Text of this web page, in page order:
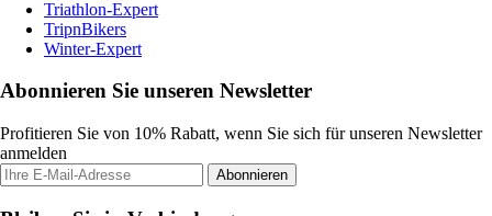
Triathlon-Expert
TripnBikers
Winter-Expert
Abonnieren Sie unseren Newsletter
Profitieren Sie von 10% Rabatt, wenn Sie sich für unseren Newsletter
anmelden
Abonnieren